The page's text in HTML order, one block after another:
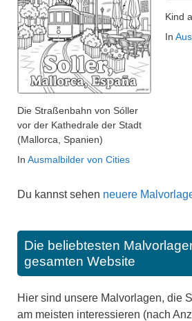
Die Straßenbahn von Sóller
vor der Kathedrale der Stadt
(Mallorca, Spanien)
In Ausmalbilder von Cities
Kind
In
Du kannst sehen neuere
Die beliebtesten
gesamten Website
Hier sind unsere Malvorlagen, die
am meisten interessieren (nach